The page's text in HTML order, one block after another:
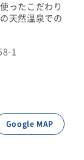
ったこだわり
天然温泉での
1
Google MAP